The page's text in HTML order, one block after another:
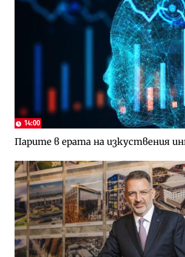
14:00
Парите в ерата на изкуствения